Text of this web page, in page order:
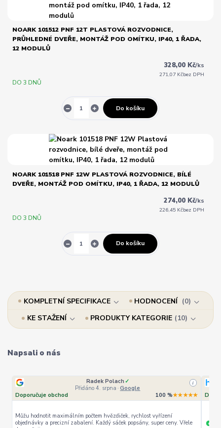
NOARK 101512 PNF 12T PLASTOVÁ ROZVODNICE,
PRŮHLEDNÉ DVEŘE, MONTÁŽ POD OMÍTKU, IP40, 1 ŘADA,
12 MODULŮ
328,00 Kč/ks
271,07 Kčbez DPH
DO 3 DNŮ
Do košíku
NOARK 101518 PNF 12W PLASTOVÁ ROZVODNICE, BÍLÉ
DVEŘE, MONTÁŽ POD OMÍTKU, IP40, 1 ŘADA, 12 MODULŮ
274,00 Kč/ks
226,45 Kčbez DPH
DO 3 DNŮ
Do košíku
KOMPLETNÍ SPECIFIKACE HODNOCENÍ
0
KE STAŽENÍ
PRODUKTY KATEGORIE 10
Napsali o nás
Ověřený zákazník
Přidáno 4. srpna·Heureka.cz
i
Doporučuje obchod 100 %★★★★★
+ rychlé vyřízení + ceny